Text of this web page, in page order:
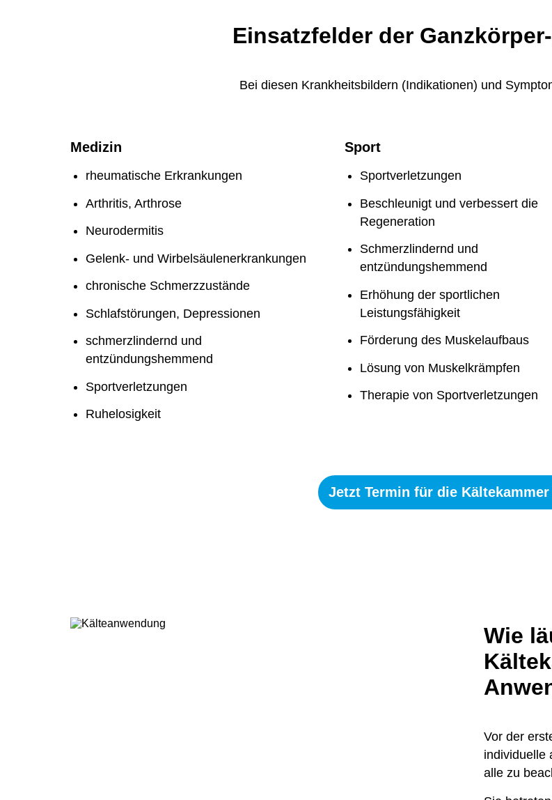
Einsatzfelder der
Bei diesen Krankheitsbildern (Indikationen) und
Medizin
rheumatische Erkrankungen
Arthritis, Arthrose
Neurodermitis
Gelenk- und Wirbelsäulenerkrankungen
chronische Schmerzzustände
Schlafstörungen, Depressionen
schmerzlindernd und
entzündungshemmend
Sportverletzungen
Ruhelosigkeit
Sport
Sportverletzungen
Beschleunigt und verbessert die
Regeneration
Schmerzlindernd und
entzündungshemmend
Erhöhung der sportlichen
Leistungsfähigkeit
Förderung des Muskelaufbaus
Lösung von Muskelkrämpfen
Therapie von Sportverletzungen
Jetzt Termin für die
Wie
Vor der
individuelle
alle zu